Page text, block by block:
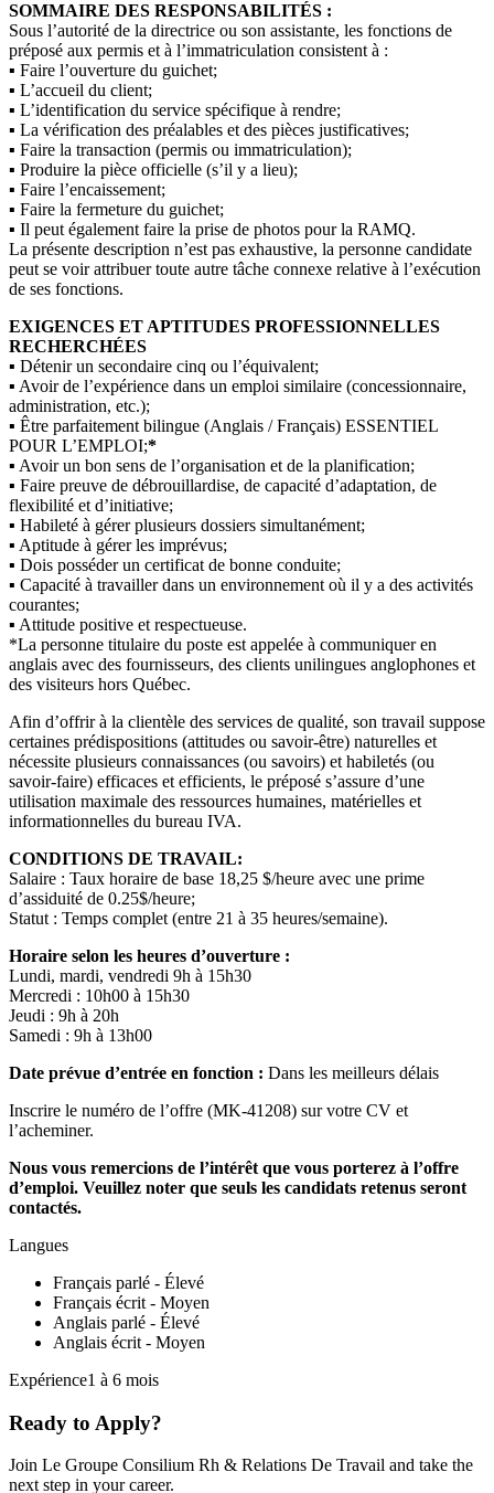
SOMMAIRE DES RESPONSABILITÉS :
Sous l’autorité de la directrice ou son assistante, les fonctions de
préposé aux permis et à l’immatriculation consistent à :
▪ Faire l’ouverture du guichet;
▪ L’accueil du client;
▪ L’identification du service spécifique à rendre;
▪ La vérification des préalables et des pièces justificatives;
▪ Faire la transaction (permis ou immatriculation);
▪ Produire la pièce officielle (s’il y a lieu);
▪ Faire l’encaissement;
▪ Faire la fermeture du guichet;
▪ Il peut également faire la prise de photos pour la RAMQ.
La présente description n’est pas exhaustive, la personne candidate
peut se voir attribuer toute autre tâche connexe relative à l’exécution
de ses fonctions.
EXIGENCES ET APTITUDES PROFESSIONNELLES
RECHERCHÉES
▪ Détenir un secondaire cinq ou l’équivalent;
▪ Avoir de l’expérience dans un emploi similaire (concessionnaire,
administration, etc.);
▪ Être parfaitement bilingue (Anglais / Français) ESSENTIEL
POUR L’EMPLOI;*
▪ Avoir un bon sens de l’organisation et de la planification;
▪ Faire preuve de débrouillardise, de capacité d’adaptation, de
flexibilité et d’initiative;
▪ Habileté à gérer plusieurs dossiers simultanément;
▪ Aptitude à gérer les imprévus;
▪ Dois posséder un certificat de bonne conduite;
▪ Capacité à travailler dans un environnement où il y a des activités
courantes;
▪ Attitude positive et respectueuse.
*La personne titulaire du poste est appelée à communiquer en
anglais avec des fournisseurs, des clients unilingues anglophones et
des visiteurs hors Québec.
Afin d’offrir à la clientèle des services de qualité, son travail suppose
certaines prédispositions (attitudes ou savoir-être) naturelles et
nécessite plusieurs connaissances (ou savoirs) et habiletés (ou
savoir-faire) efficaces et efficients, le préposé s’assure d’une
utilisation maximale des ressources humaines, matérielles et
informationnelles du bureau IVA.
CONDITIONS DE TRAVAIL:
Salaire : Taux horaire de base 18,25 $/heure avec une prime
d’assiduité de 0.25$/heure;
Statut : Temps complet (entre 21 à 35 heures/semaine).
Horaire selon les heures d’ouverture :
Lundi, mardi, vendredi 9h à 15h30
Mercredi : 10h00 à 15h30
Jeudi : 9h à 20h
Samedi : 9h à 13h00
Date prévue d’entrée en fonction : Dans les meilleurs délais
Inscrire le numéro de l’offre (MK-41208) sur votre CV et
l’acheminer.
Nous vous remercions de l’intérêt que vous porterez à l’offre
d’emploi. Veuillez noter que seuls les candidats retenus seront
contactés.
Langues
Français parlé - Élevé
Français écrit - Moyen
Anglais parlé - Élevé
Anglais écrit - Moyen
Expérience1 à 6 mois
Ready to Apply?
Join Le Groupe Consilium Rh & Relations De Travail and take the
next step in your career.